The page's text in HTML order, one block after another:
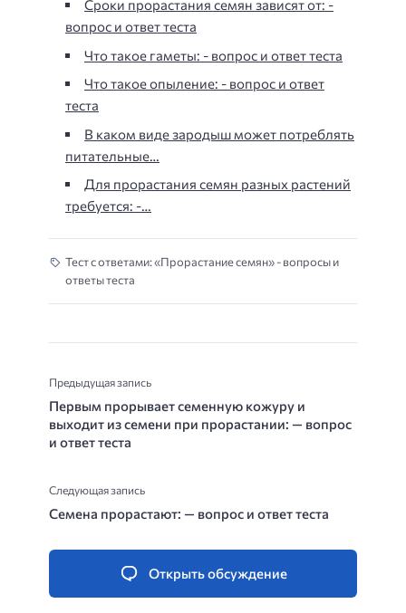
Сроки прорастания семян зависят от: -
вопрос и ответ теста
Что такое гаметы: - вопрос и ответ теста
Что такое опыление: - вопрос и ответ
теста
В каком виде зародыш может потреблять
питательные…
Для прорастания семян разных растений
требуется: -…
Тест с ответами: «Прорастание семян» - вопросы и
ответы теста
Предыдущая запись
Первым прорывает семенную кожуру и
выходит из семени при прорастании: — вопрос
и ответ теста
Следующая запись
Семена прорастают: — вопрос и ответ теста
Открыть обсуждение